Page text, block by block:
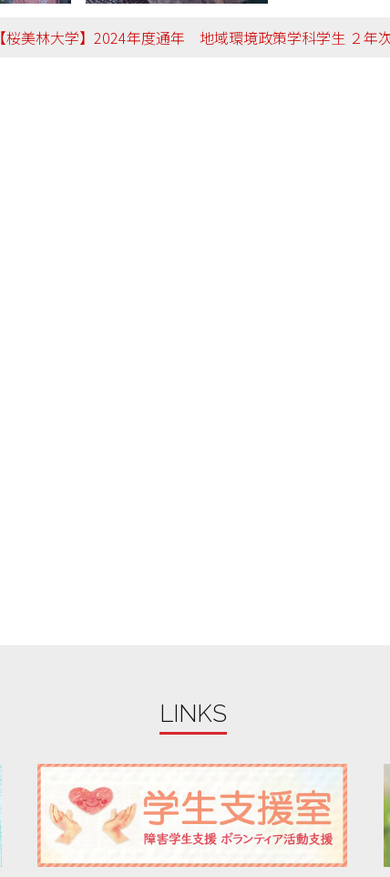
【桜美林大学】2024年度通年 地域環境政策学科学生 ２年
LINKS